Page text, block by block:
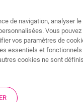
AJOUTER AU
sûr que ce sol
de navigation, analyser
Vous
vos paramètres de
essentiels et
cookies ne sont